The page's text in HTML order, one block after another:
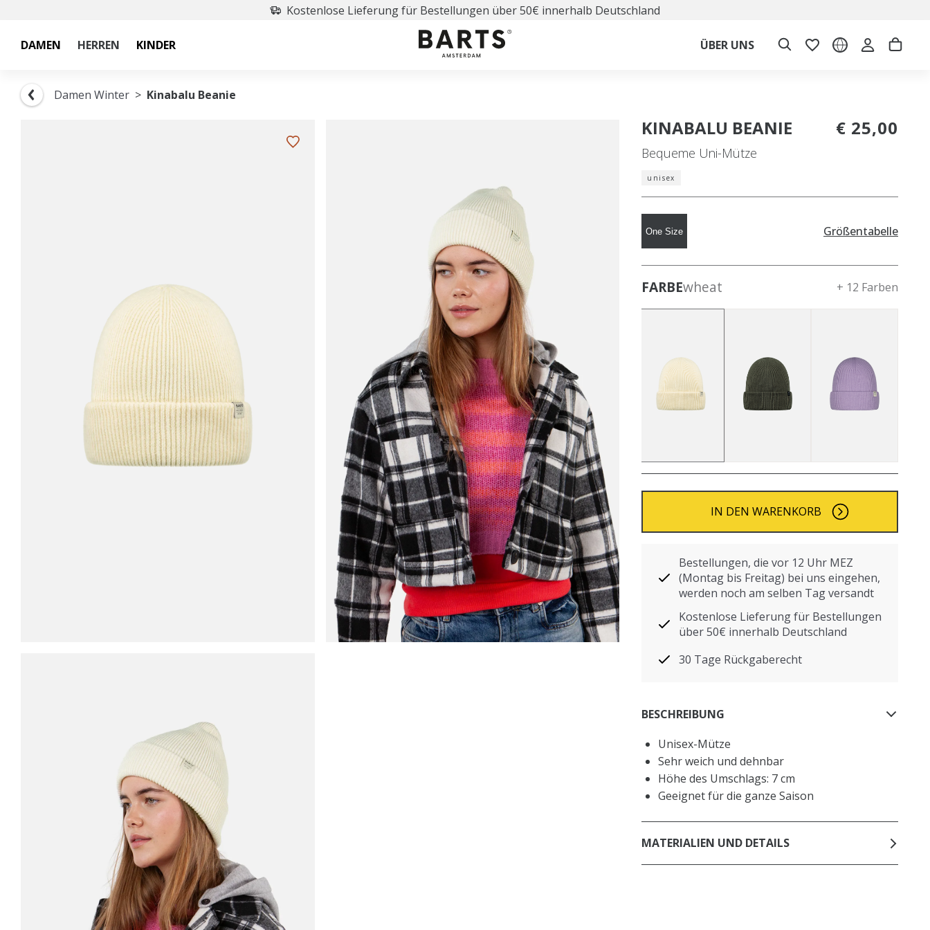
Kostenlose Lieferung für Bestellungen über 50€ innerhalb Deutschland
DAMEN HERREN KINDER ÜBER UNS
Damen Winter Kinabalu Beanie
KINABALU BEANIE
Bequeme Uni-Mütze
€ 25,00
unisex
One Size Größentabelle
FARBEwheat + 12 Farben
IN DEN WARENKORB
Bestellungen, die vor 12 Uhr MEZ
(Montag bis Freitag) bei uns eingehen,
werden noch am selben Tag versandt
Kostenlose Lieferung für Bestellungen
über 50€ innerhalb Deutschland
30 Tage Rückgaberecht
BESCHREIBUNG
Unisex-Mütze
Sehr weich und dehnbar
Höhe des Umschlags: 7 cm
Geeignet für die ganze Saison
MATERIALIEN UND DETAILS